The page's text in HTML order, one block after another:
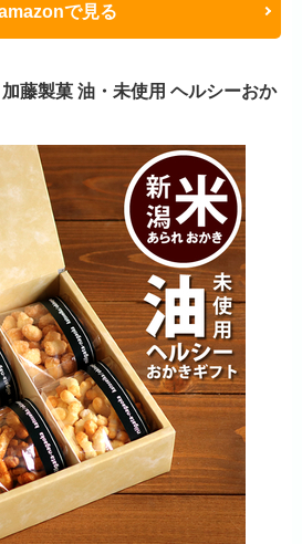
で見る
藤製菓 油・未使用 ヘルシーおか